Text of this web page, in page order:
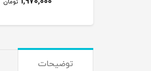
تومان
توضیحات